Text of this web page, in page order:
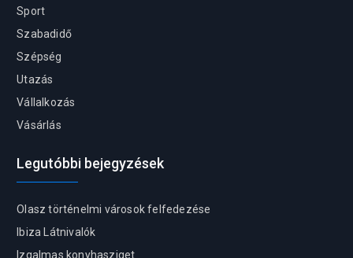
Sport
Szabadidő
Szépség
Utazás
Vállalkozás
Vásárlás
Legutóbbi bejegyzések
Olasz történelmi városok felfedezése
Ibiza Látnivalók
Izgalmas konyhasziget